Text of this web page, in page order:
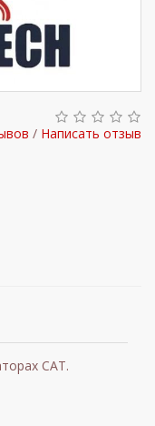
/ Написать отзыв
CAT.